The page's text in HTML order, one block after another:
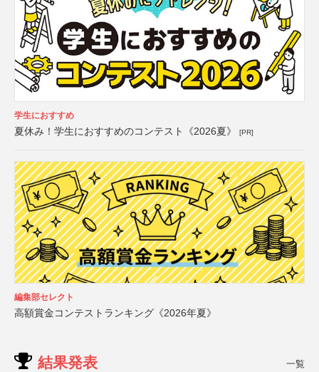
学生におすすめ
夏休み！学生におすすめのコンテスト《2026夏》 [PR]
編集部セレクト
高額賞金コンテストランキング《2026年夏》
結果発表 一覧